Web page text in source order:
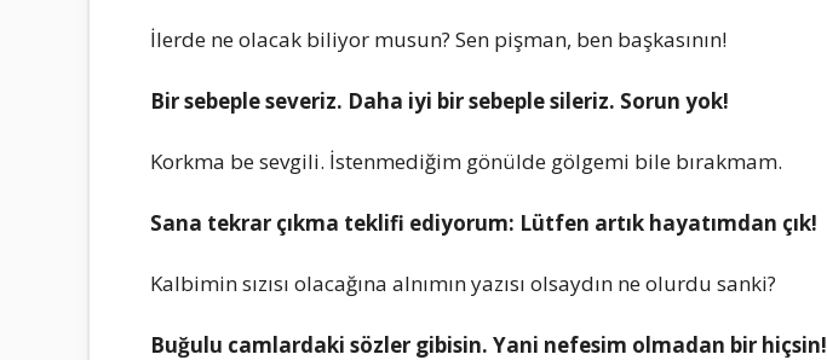
İlerde ne olacak biliyor musun? Sen pişman, ben başkasının!
Bir sebeple severiz. Daha iyi bir sebeple sileriz. Sorun yok!
Korkma be sevgili. İstenmediğim gönülde gölgemi bile bırakmam.
Sana tekrar çıkma teklifi ediyorum: Lütfen artık hayatımdan çık!
Kalbimin sızısı olacağına alnımın yazısı olsaydın ne olurdu sanki?
Buğulu camlardaki sözler gibisin. Yani nefesim olmadan bir hiçsin!